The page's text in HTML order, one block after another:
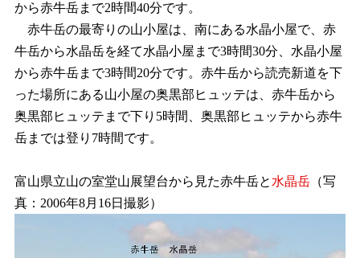
から赤牛岳まで2時間40分です。
赤牛岳の最寄りの山小屋は、南にある水晶小屋で、赤
牛岳から水晶岳を経て水晶小屋まで3時間30分、水晶小屋
から赤牛岳まで3時間20分です。赤牛岳から読売新道を下
った場所にある山小屋の奥黒部ヒュッテは、赤牛岳から
奥黒部ヒュッテまで下り5時間、奥黒部ヒュッテから赤牛
岳までは登り7時間です。
富山県立山の室堂山展望台から見た赤牛岳と 水晶岳 （写
真：2006年8月16日撮影）